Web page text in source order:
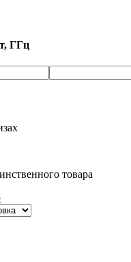
ГГц
товара